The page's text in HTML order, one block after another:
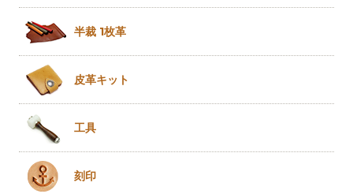
半裁 1枚革
皮革キット
工具
刻印